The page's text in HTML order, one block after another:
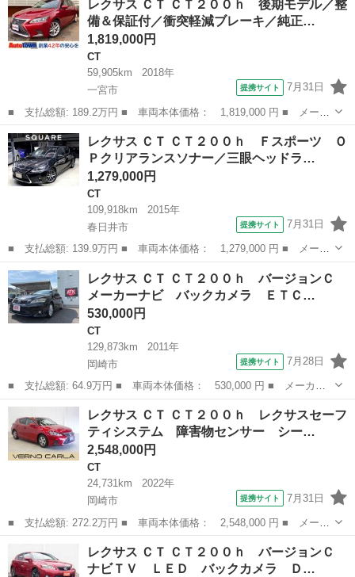
ｈ バージョンＣ レクサスセーフティシステム・障害物センサー・
サンルー...
レクサス ＣＴ ＣＴ２００ｈ 後期モデル／整
備＆保証付／衝突軽減ブレーキ／純正…
1,819,000円
CT
59,905km
2018年
一宮市
提携サイト 7月31日
■ 支払総額: 189.2万円 ■ 車両本体価格： 1,819,000 円 ■ メーカ
ー名： レクサス ■ 車種名： ＣＴ ■ グレード名： ＣＴ２００
ｈ 後期モデル／整備＆保証付／衝突軽減ブレーキ／純正マルチナビ
（フルセ...
愛知 一宮市 CT
レクサス ＣＴ ＣＴ２００ｈ Ｆスポーツ Ｏ
Ｐクリアランスソナー／三眼ヘッドラ…
1,279,000円
CT
109,918km
2015年
春日井市
提携サイト 7月31日
■ 支払総額: 139.9万円 ■ 車両本体価格： 1,279,000 円 ■ メーカ
ー名： レクサス ■ 車種名： ＣＴ ■ グレード名： ＣＴ２００
ｈ Ｆスポーツ ＯＰクリアランスソナー／三眼ヘッドライト／クル
ーズコン...
愛知 春日井市
レクサス ＣＴ ＣＴ２００ｈ バージョンＣ
メーカーナビ バックカメラ ＥＴＣ…
530,000円
CT
129,873km
2011年
岡崎市
提携サイト 7月28日
■ 支払総額: 64.9万円 ■ 車両本体価格： 530,000 円 ■ メーカー
名： レクサス ■ 車種名： ＣＴ ■ グレード名： ＣＴ２００
ｈ バージョンＣ メーカーナビ バックカメラ ＥＴＣ Ｂｌｕｅ
ｔｏｏｔｈ 前...
愛知 岡崎市 CT
レクサス ＣＴ ＣＴ２００ｈ レクサスセーフ
ティシステム 障害物センサー シー…
2,548,000円
CT
24,731km
2022年
岡崎市
提携サイト 7月31日
■ 支払総額: 272.2万円 ■ 車両本体価格： 2,548,000 円 ■ メーカ
ー名： レクサス ■ 車種名： ＣＴ ■ グレード名： ＣＴ２００
ｈ レクサスセーフティシステム 障害物センサー シートヒータ
ー スマー...
CT
レクサス ＣＴ ＣＴ２００ｈ バージョンＣ
ナビＴＶ ＬＥＤ バックカメラ Ｄ…